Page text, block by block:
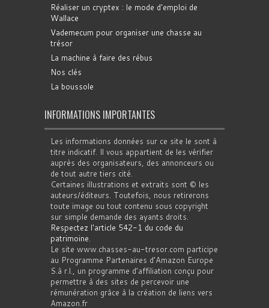
Réaliser un cryptex : le mode d'emploi de
Wallace
Vademecum pour organiser une chasse au
trésor
La machine à faire des rébus
Nos clés
La boussole
INFORMATIONS IMPORTANTES
Les informations données sur ce site le sont à
titre indicatif. Il vous appartient de les vérifier
auprès des organisateurs, des annonceurs ou
de tout autre tiers cité.
Certaines illustrations et extraits sont © les
auteurs/éditeurs. Toutefois, nous retirerons
toute image ou tout contenu sous copyright
sur simple demande des ayants droits.
Respectez l'article 542-1 du code du
patrimoine.
Le site www.chasses-au-tresor.com participe
au Programme Partenaires d’Amazon Europe
S.à r.l., un programme d’affiliation conçu pour
permettre à des sites de percevoir une
rémunération grâce à la création de liens vers
Amazon.fr